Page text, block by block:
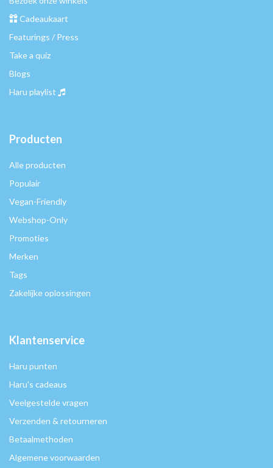
Cadeaukaart
Featurings / Press
Take a quiz
Blogs
Haru playlist
Producten
Alle producten
Populair
Vegan-Friendly
Webshop-Only
Promoties
Merken
Tags
Zakelijke oplossingen
Klantenservice
Haru punten
Haru's cadeaus
Veelgestelde vragen
Verzenden & retourneren
Betaalmethoden
Algemene voorwaarden